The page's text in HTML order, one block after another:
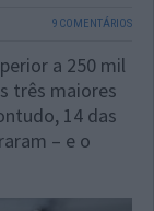
9 COMENTÁRIOS
a 250 mil
três maiores
14 das
– e o